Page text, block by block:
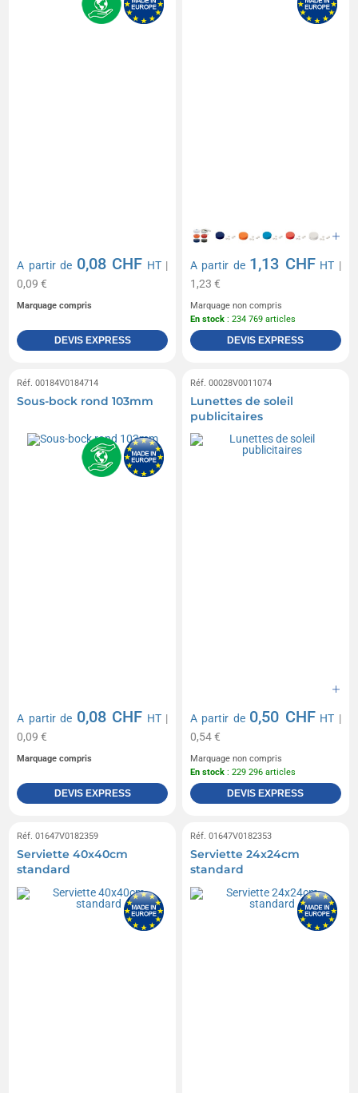
A partir de 0,08 CHF HT|
0,09 €
Marquage compris
DEVIS EXPRESS
A partir de 1,13 CHF HT |
1,23 €
Marquage non compris
En stock : 234 769 articles
DEVIS EXPRESS
Réf. 00184V0184714
Sous-bock rond 103mm
A partir de 0,08 CHF HT|
0,09 €
Marquage compris
DEVIS EXPRESS
Réf. 00028V0011074
Lunettes de soleil
publicitaires
A partir de 0,50 CHF HT |
0,54 €
Marquage non compris
En stock : 229 296 articles
DEVIS EXPRESS
Réf. 01647V0182359
Serviette 40x40cm
standard
Réf. 01647V0182353
Serviette 24x24cm
standard